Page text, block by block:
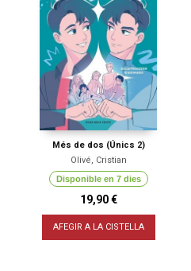
Més de dos (Únics 2)
Olivé, Cristian
Disponible en 7 dies
19,90 €
AFEGIR A LA CISTELLA